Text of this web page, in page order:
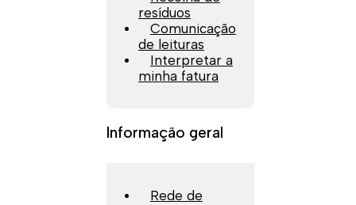
resíduos
Comunicação
de leituras
Interpretar a
minha fatura
Informação geral
Rede de